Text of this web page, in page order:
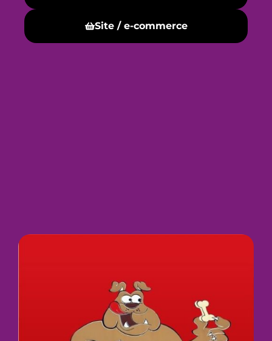
Site / e-commerce